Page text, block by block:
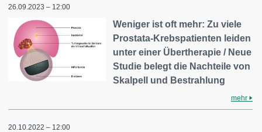
26.09.2023 – 12:00
Weniger ist oft mehr: Zu viele
Prostata-Krebspatienten leiden
unter einer Übertherapie / Neue
Studie belegt die Nachteile von
Skalpell und Bestrahlung
mehr
20.10.2022 – 12:00